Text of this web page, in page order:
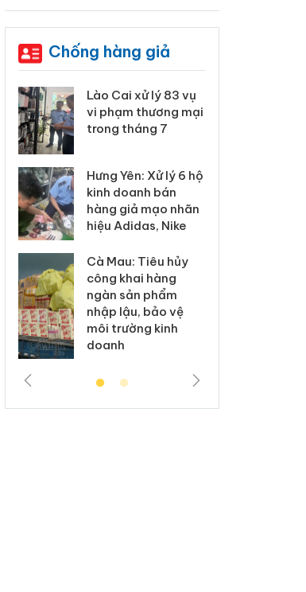
Chống hàng giả
Lào Cai xử lý 83 vụ
vi phạm thương mại
trong tháng 7
Hưng Yên: Xử lý 6 hộ
kinh doanh bán
hàng giả mạo nhãn
hiệu Adidas, Nike
Cà Mau: Tiêu hủy
công khai hàng
ngàn sản phẩm
nhập lậu, bảo vệ
môi trường kinh
doanh